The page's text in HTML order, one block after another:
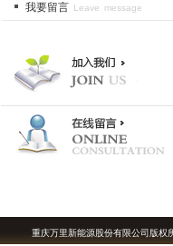
我要留言 Leave message
重庆万里新能源股份有限公司版权